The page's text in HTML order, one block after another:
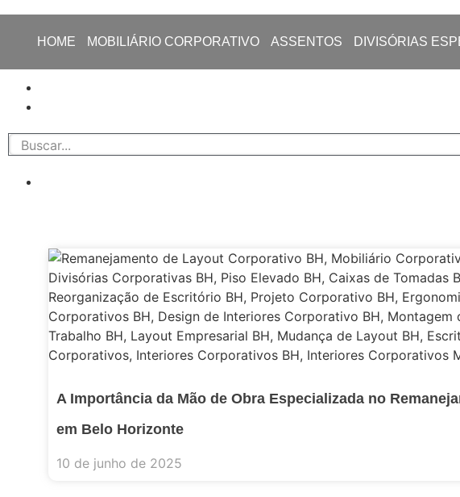
HOME MOBILIÁRIO CORPORATIVO ASSENTOS DIVISÓRIAS
A Importância da Mão de Obra Especializada no
em Belo Horizonte
10 de junho de 2025